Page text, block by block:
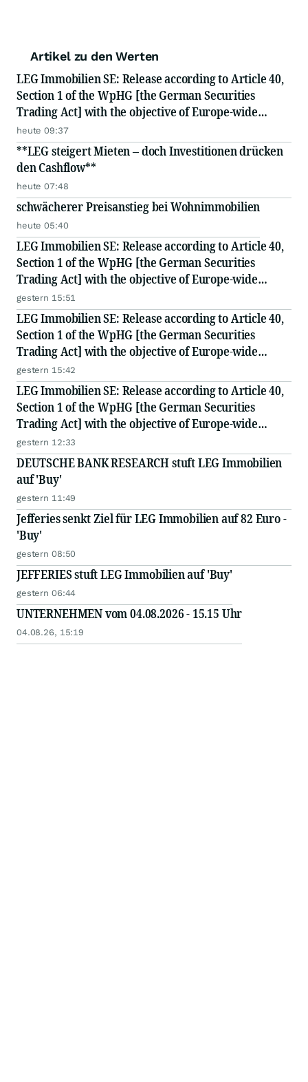
Artikel zu den Werten
LEG Immobilien SE: Release according to Article 40,
Section 1 of the WpHG [the German Securities
Trading Act] with the objective of Europe-wide
distribution
heute 09:37
**LEG steigert Mieten – doch Investitionen drücken
den Cashflow**
heute 07:48
schwächerer Preisanstieg bei Wohnimmobilien
heute 05:40
LEG Immobilien SE: Release according to Article 40,
Section 1 of the WpHG [the German Securities
Trading Act] with the objective of Europe-wide
distribution
gestern 15:51
LEG Immobilien SE: Release according to Article 40,
Section 1 of the WpHG [the German Securities
Trading Act] with the objective of Europe-wide
distribution
gestern 15:42
LEG Immobilien SE: Release according to Article 40,
Section 1 of the WpHG [the German Securities
Trading Act] with the objective of Europe-wide
distribution
gestern 12:33
DEUTSCHE BANK RESEARCH stuft LEG Immobilien
auf 'Buy'
gestern 11:49
Jefferies senkt Ziel für LEG Immobilien auf 82 Euro -
'Buy'
gestern 08:50
JEFFERIES stuft LEG Immobilien auf 'Buy'
gestern 06:44
UNTERNEHMEN vom 04.08.2026 - 15.15 Uhr
04.08.26, 15:19